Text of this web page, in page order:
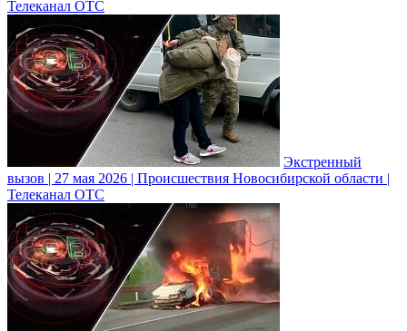
Телеканал ОТС
Экстренный
вызов | 27 мая 2026 | Происшествия Новосибирской области |
Телеканал ОТС